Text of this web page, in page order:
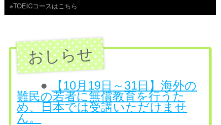
キ
※TOEICコースはこちら
●
【10月19日～31日】海外の
難民の若者に無償教育を行うた
め、日本では受講いただけませ
ん。